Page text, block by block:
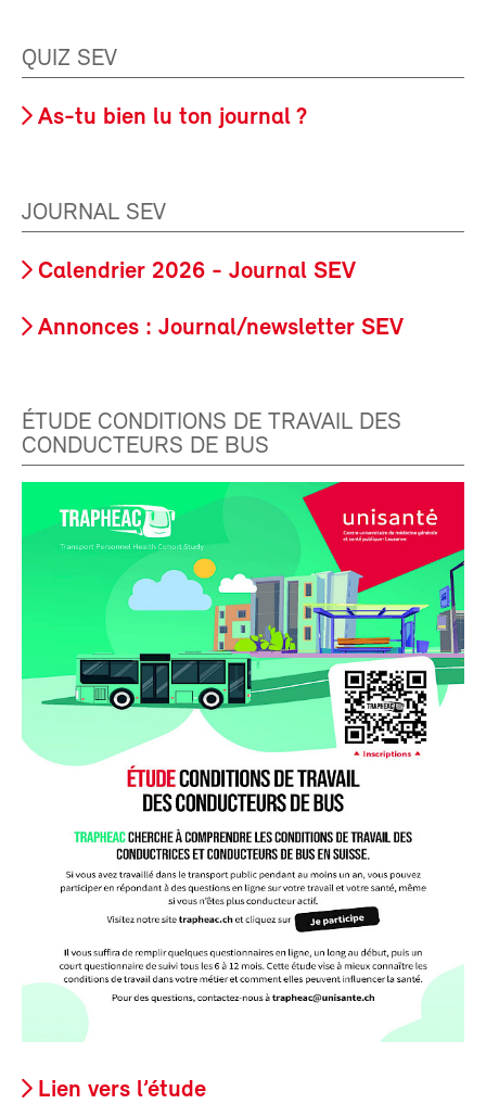
QUIZ SEV
As-tu bien lu ton journal ?
JOURNAL SEV
Calendrier 2026 - Journal SEV
Annonces : Journal/newsletter SEV
ÉTUDE CONDITIONS DE TRAVAIL DES
CONDUCTEURS DE BUS
Lien vers l’étude